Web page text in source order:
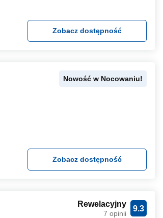
Zobacz dostępność
Nowość w Nocowaniu!
Zobacz dostępność
9.3
Rewelacyjny
7 opinii